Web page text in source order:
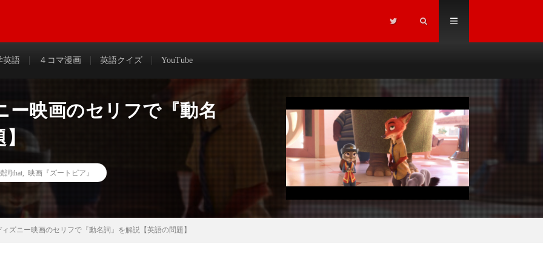
英語 ４コマ漫画 英語クイズ YouTube
ー映画のセリフで『動名
】
詞that 映画『ズートピア』
ズニー映画のセリフで『動名詞』を解説【英語の問題】